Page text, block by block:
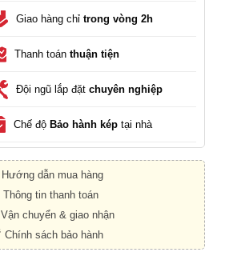
Giao hàng chỉtrong vòng 2h
Thanh toánthuận tiện
Đội ngũ lắp đặtchuyên nghiệp
Chế độBảo hành képtại nhà
Hướng dẫn mua hàng
Thông tin thanh toán
Vận chuyển & giao nhận
Chính sách bảo hành